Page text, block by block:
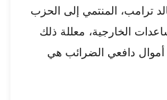
ترامب، المنتمي إلى الحزب
الخارجية، معللة ذلك
أموال دافعي الضرائب هي